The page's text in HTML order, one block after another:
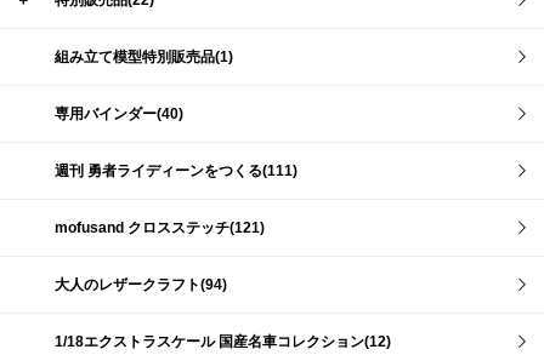
組み立て模型特別販売品(1)
専用バインダー(40)
週刊 勇者ライディーンをつくる(111)
mofusand クロスステッチ(121)
大人のレザークラフト(94)
1/18エクストラスケール 国産名車コレクション(12)